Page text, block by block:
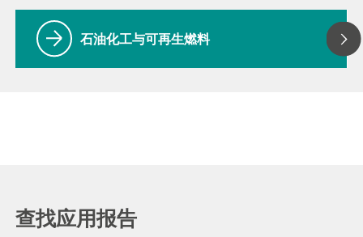
石油化工与可再生燃料
查找应用报告